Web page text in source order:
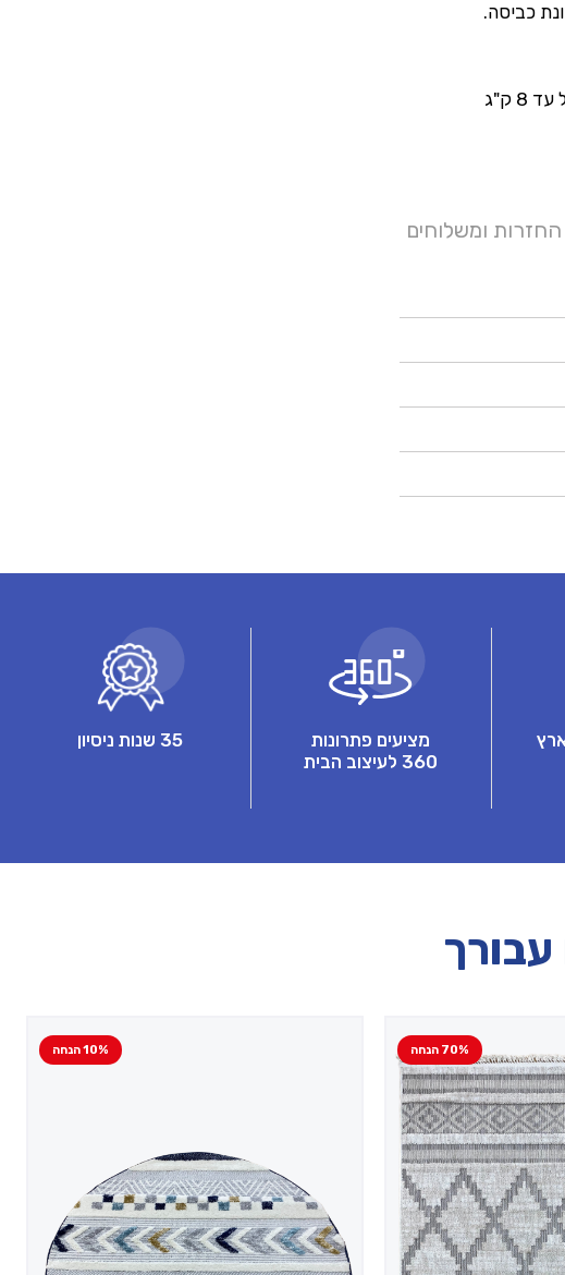
כביסה.
* ניתן לכבס שטיח עד מידה 160/230 ס"מ במכונת כביסה ביתית של עד 8 ק"ג
החזרות ומשלוחים
מציעים פתרונות
360 לעיצוב הבית
35 שנות ניסיון
עבורך
70% הנחה 10% הנחה